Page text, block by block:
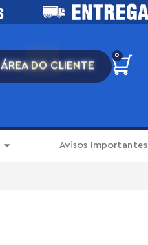
ÁREA DO CLIENTE
0
Avisos Importantes